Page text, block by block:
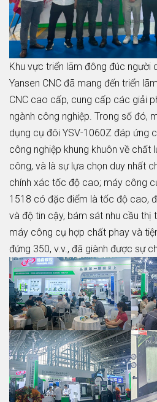
Khu vực triển lãm đông đúc người
Yansen CNC đã mang đến triển
CNC cao cấp, cung cấp các giải
ngành công nghiệp. Trong số đó,
dụng cụ đôi YSV-1060Z đáp ứng
công nghiệp khung khuôn về chất
công, và là sự lựa chọn duy nhất
chính xác tốc độ cao; máy công
1518 có đặc điểm là tốc độ cao,
và độ tin cậy, bám sát nhu cầu thị
máy công cụ hợp chất phay và
đứng 350, v.v., đã giành được sự